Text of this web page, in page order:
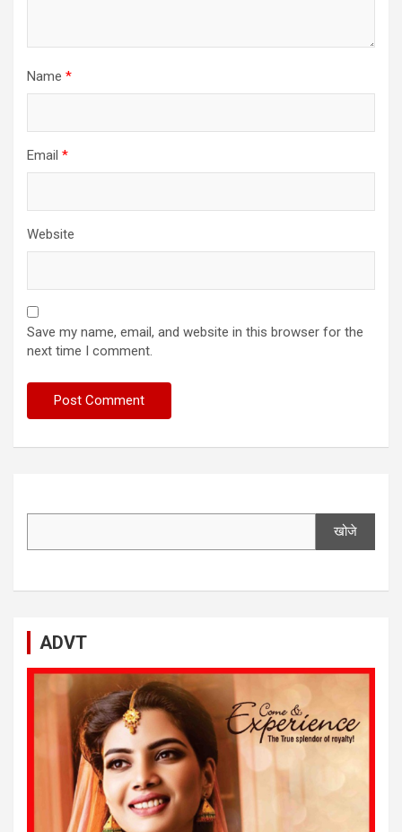
Name *
Email *
Website
Save my name, email, and website in this browser for the
next time I comment.
खोजे
ADVT